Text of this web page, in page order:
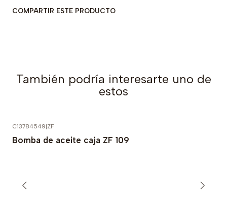
COMPARTIR ESTE PRODUCTO
También podría interesarte uno de
estos
C13784549|ZF
Bomba de aceite caja ZF 109